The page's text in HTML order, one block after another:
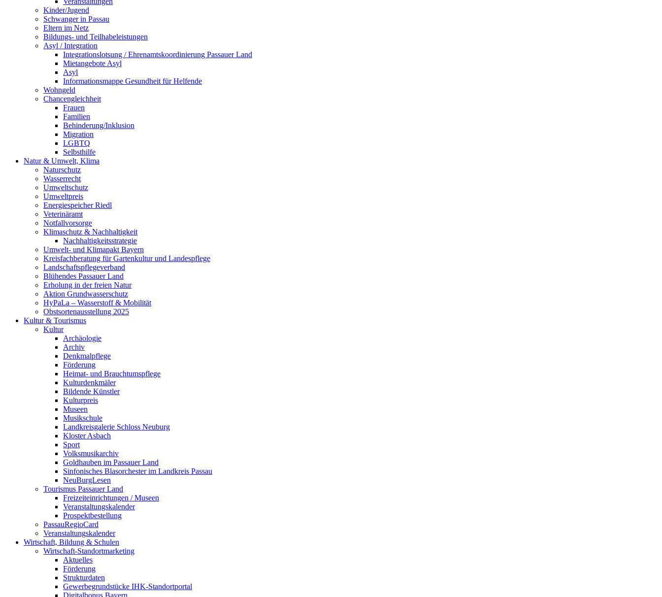
Kinder/Jugend
Schwanger in Passau
Eltern im Netz
Bildungs- und Teilhabeleistungen
Asyl / Integration
Integrationslotsung / Ehrenamtskoordinierung Passauer Land
Mietangebote Asyl
Asyl
Informationsmappe Gesundheit für Helfende
Wohngeld
Chancengleichheit
Frauen
Familien
Behinderung/Inklusion
Migration
LGBTQ
Selbsthilfe
Natur & Umwelt, Klima
Naturschutz
Wasserrecht
Umweltschutz
Umweltpreis
Energiespeicher Riedl
Veterinäramt
Notfallvorsorge
Klimaschutz & Nachhaltigkeit
Nachhaltigkeitsstrategie
Umwelt- und Klimapakt Bayern
Kreisfachberatung für Gartenkultur und Landespflege
Landschaftspflegeverband
Blühendes Passauer Land
Erholung in der freien Natur
Aktion Grundwasserschutz
HyPaLa – Wasserstoff & Mobilität
Obstsortenausstellung 2025
Kultur & Tourismus
Kultur
Archäologie
Archiv
Denkmalpflege
Förderung
Heimat- und Brauchtumspflege
Kulturdenkmäler
Bildende Künstler
Kulturpreis
Museen
Musikschule
Landkreisgalerie Schloss Neuburg
Kloster Asbach
Sport
Volksmusikarchiv
Goldhauben im Passauer Land
Sinfonisches Blasorchester im Landkreis Passau
NeuBurgLesen
Tourismus Passauer Land
Freizeiteinrichtungen / Museen
Veranstaltungskalender
Prospektbestellung
PassauRegioCard
Veranstaltungskalender
Wirtschaft, Bildung & Schulen
Wirtschaft-Standortmarketing
Aktuelles
Förderung
Strukturdaten
Gewerbegrundstücke IHK-Standortportal
Digitalbonus Bayern